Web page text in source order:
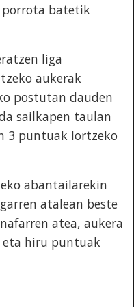
porrota batetik
liga
aukerak
postutan dauden
sailkapen taulan
3 puntuak lortzeko
abantailarekin
atalean beste
atea, aukera
hiru puntuak